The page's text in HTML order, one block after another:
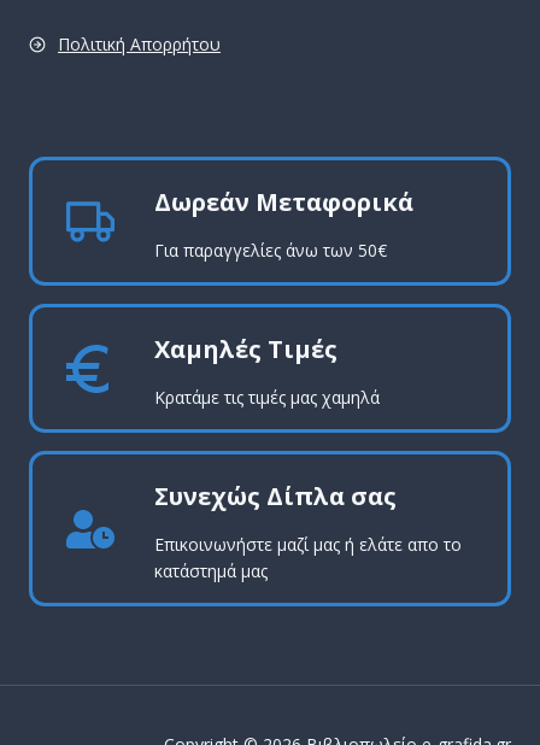
Πολιτική Απορρήτου
Δωρεάν Μεταφορικά
Για παραγγελίες άνω των 50€
Χαμηλές Τιμές
Κρατάμε τις τιμές μας χαμηλά
Συνεχώς Δίπλα σας
Επικοινωνήστε μαζί μας ή ελάτε απο το
κατάστημά μας